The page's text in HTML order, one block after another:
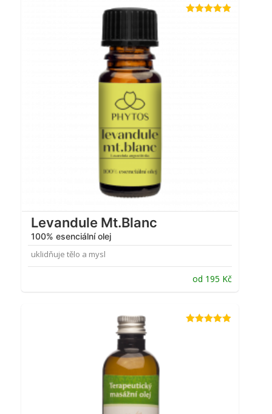
Levandule Mt.Blanc
100% esenciální olej
uklidňuje tělo a mysl
od 195 Kč